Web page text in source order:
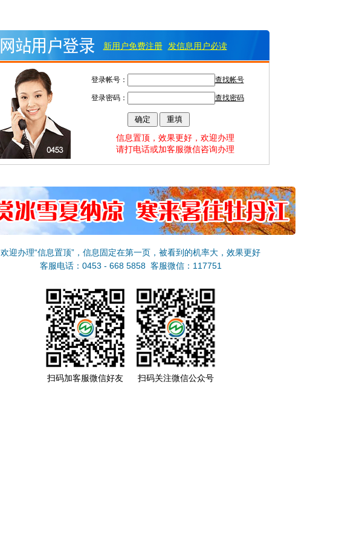
新用户免费注册 发信息用户必读
登录帐号： 查找帐号
登录密码： 查找密码
信息置顶，效果更好，欢迎办理
请打电话或加客服微信咨询办理
欢迎办理“信息置顶”，信息固定在第一页，被看到的机率大，效果更好
客服电话：0453 - 668 5858 客服微信：117751
扫码加客服微信好友 扫码关注微信公众号